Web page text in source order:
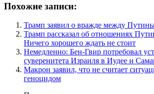
Похожие записи:
Трамп заявил о вражде между
Трамп рассказал об отношениях
Ничего хорошего ждать не стоит
Немедленно: Бен-Гвир потребовал
суверенитета Израиля в Иудее и
Макрон заявил, что не считает
геноцидом